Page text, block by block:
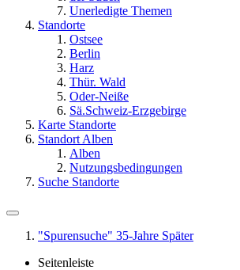
Unerledigte Themen
Standorte
Ostsee
Berlin
Harz
Thür. Wald
Oder-Neiße
Sä.Schweiz-Erzgebirge
Karte Standorte
Standort Alben
Alben
Nutzungsbedingungen
Suche Standorte
"Spurensuche" 35-Jahre Später
Seitenleiste